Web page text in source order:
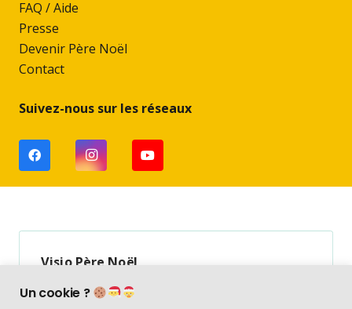
FAQ / Aide
Presse
Devenir Père Noël
Contact
Suivez-nous sur les réseaux
Visio Père Noël
Un cookie ?